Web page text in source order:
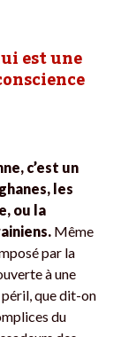
est une
c’est un
les
ou la
Même
par la
à une
péril, que dit-on
du